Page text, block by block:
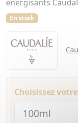
énergisants
En stock
Choisissez